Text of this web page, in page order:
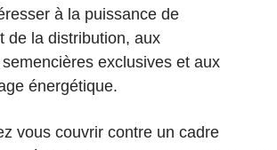
à la puissance de
de la distribution, aux
exclusives et aux
énergétique.
vous couvrir contre un cadre